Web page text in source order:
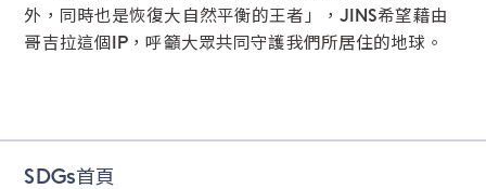
外，同時也是恢復大自然平衡的王者」，JINS希望藉由
哥吉拉這個IP，呼籲大眾共同守護我們所居住的地球。
SDGs首頁